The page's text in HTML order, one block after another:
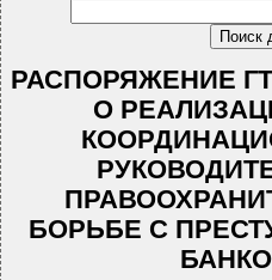
РАСПОРЯЖЕНИЕ
О
БОРЬБЕ С